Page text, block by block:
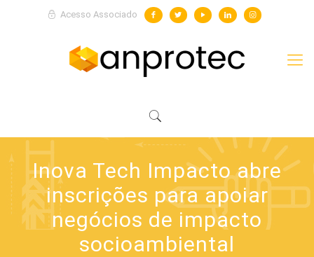
Acesso Associado
Inova Tech Impacto abre
inscrições para apoiar
negócios de impacto
socioambiental